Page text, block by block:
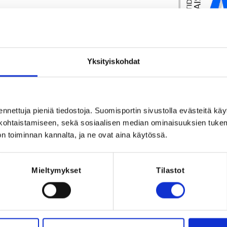
Yksityiskohdat
pieniä tiedostoja. Suomisportin sivustolla evästeitä
sekä sosiaalisen median ominaisuuksien
toiminnan kannalta, ja ne ovat aina käytössä.
Mieltymykset Tilastot
at 23:59
Registration
WHEA
international